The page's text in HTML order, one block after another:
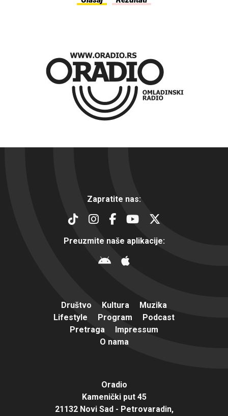
Zapratite nas:
Preuzmite naše aplikacije:
Društvo Kultura
Muzika
Lifestyle
Program
Podcast
Pretraga
Impressum
O nama
Oradio
Kamenički put 45
21132 Novi Sad - Petrovaradin,